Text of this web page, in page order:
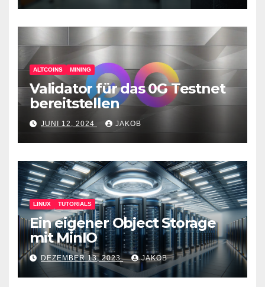
ALTCOINS MINING
Validator für das 0G Testnet
bereitstellen
JUNI 12, 2024 JAKOB
LINUX TUTORIALS
Ein eigener Object Storage
mit MinIO
DEZEMBER 13, 2023 JAKOB